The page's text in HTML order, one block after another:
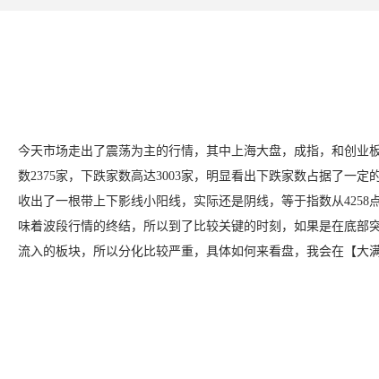
今天市场走出了震荡为主的行情，其中上海大盘，成指，和创业
数2375家，下跌家数高达3003家，明显看出下跌家数占据了一
收出了一根带上下影线小阳线，实际还是阴线，等于指数从
味着波段行情的终结，所以到了比较关键的时刻，如果是在底
流入的板块，所以分化比较严重，具体如何来看盘，我会在【大